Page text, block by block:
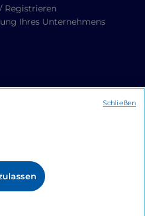
Registrieren
Ihres Unternehmens
Schließen